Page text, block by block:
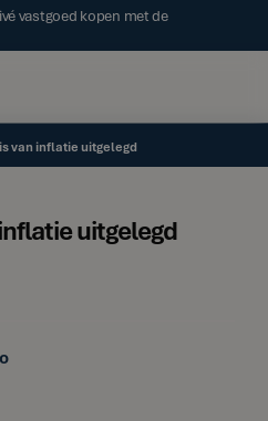
vastgoed kopen met de
van inflatie uitgelegd
uitgelegd